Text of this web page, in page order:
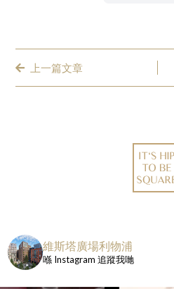
上一篇文章
維斯塔廣場利物浦
喺 Instagram 追蹤我哋